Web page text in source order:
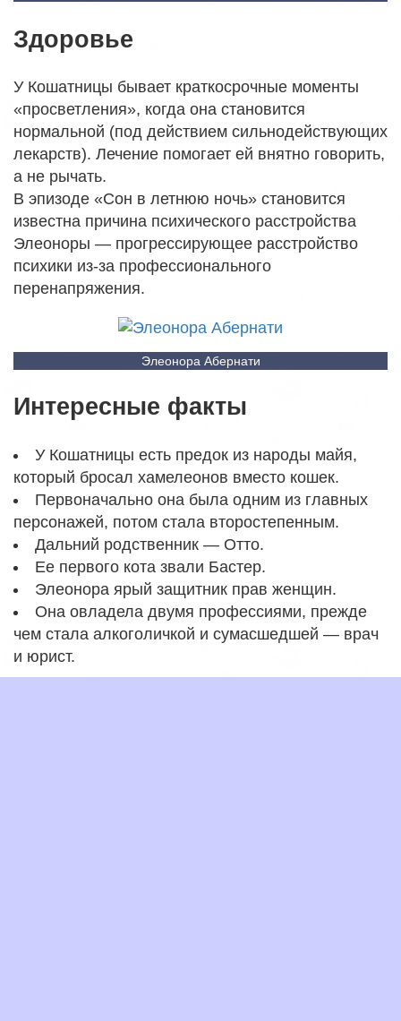
Здоровье
У Кошатницы бывает краткосрочные моменты
«просветления», когда она становится
нормальной (под действием сильнодействующих
лекарств). Лечение помогает ей внятно говорить,
а не рычать.
В эпизоде «Сон в летнюю ночь» становится
известна причина психического расстройства
Элеоноры — прогрессирующее расстройство
психики из-за профессионального
перенапряжения.
Элеонора Абернати
Интересные факты
У Кошатницы есть предок из народы майя,
который бросал хамелеонов вместо кошек.
Первоначально она была одним из главных
персонажей, потом стала второстепенным.
Дальний родственник — Отто.
Ее первого кота звали Бастер.
Элеонора ярый защитник прав женщин.
Она овладела двумя профессиями, прежде
чем стала алкоголичкой и сумасшедшей — врач
и юрист.